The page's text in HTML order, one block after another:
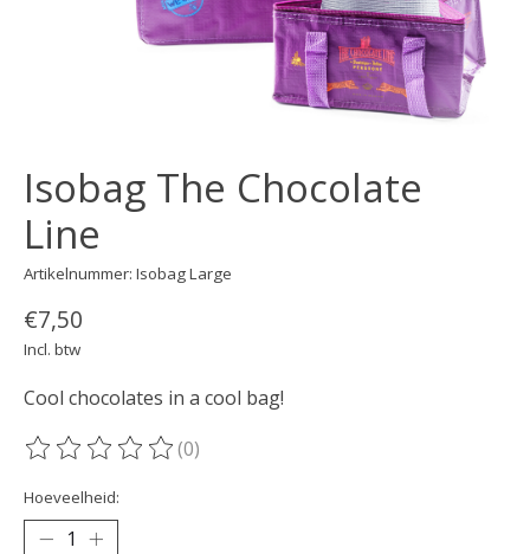
Isobag The Chocolate
Line
Artikelnummer: Isobag Large
€7,50
Incl. btw
Cool chocolates in a cool bag!
De beoordeling van dit product is
(0)
Hoeveelheid: